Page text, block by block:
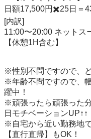
日額17,500円✖️25日＝
[内訳]
11:00〜20:00 ネットス
【休憩1H含む】
※性別不問ですので、
※年齢不問ですので、
躍中！
※頑張ったら頑張った
日モチベーションUP↑↑
※自宅から近い勤務地
【直行直帰】もOK！